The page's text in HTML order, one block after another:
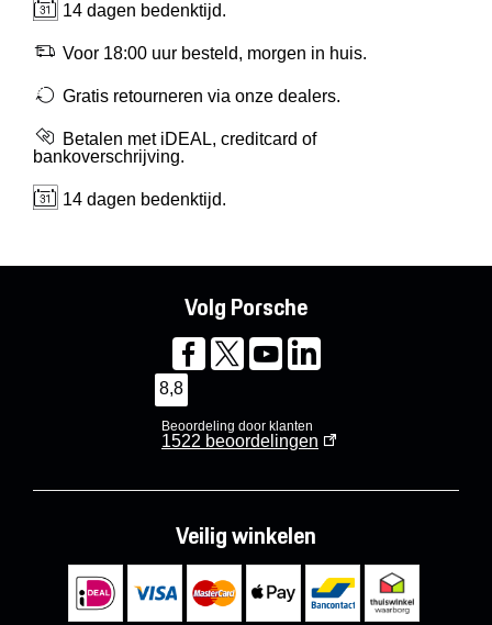
14 dagen bedenktijd.
Voor 18:00 uur besteld, morgen in huis.
Gratis retourneren via onze dealers.
Betalen met iDEAL, creditcard of
bankoverschrijving.
14 dagen bedenktijd.
Volg Porsche
8,8
Beoordeling door klanten
1522 beoordelingen
Veilig winkelen